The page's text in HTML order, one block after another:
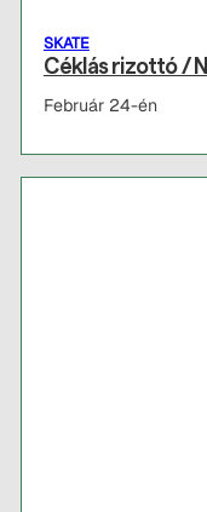
SKATE
Céklás rizottó /
Február 24-én